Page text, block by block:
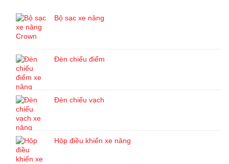
Bộ sạc xe nâng
Đèn chiếu điểm
Đèn chiếu vạch
Hộp điều khiển xe nâng